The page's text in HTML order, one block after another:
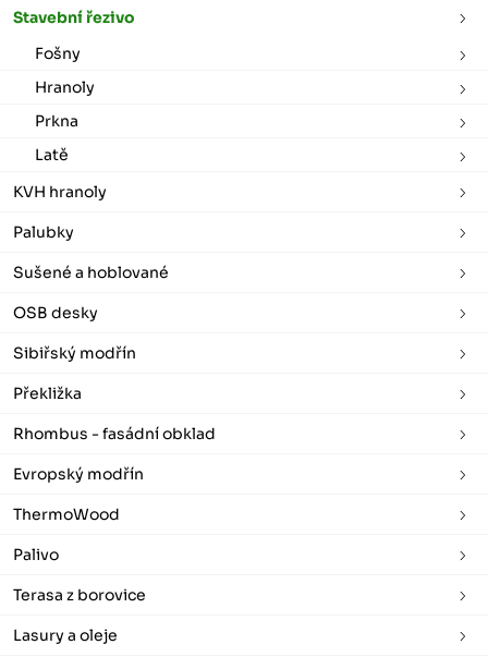
Stavební řezivo
Fošny
Hranoly
Prkna
Latě
KVH hranoly
Palubky
Sušené a hoblované
OSB desky
Sibiřský modřín
Překližka
Rhombus - fasádní obklad
Evropský modřín
ThermoWood
Palivo
Terasa z borovice
Lasury a oleje